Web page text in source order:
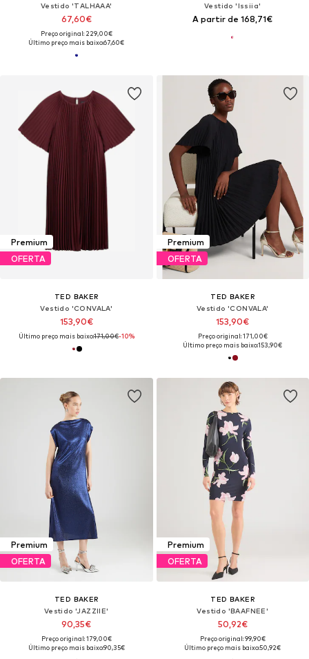
Vestido 'TALHAAA'
67,60€
Preço original: 229,00€
Último preço mais baixo:67,60€
Vestido 'Issiia'
A partir de 168,71€
Premium
OFERTA
TED BAKER
Vestido 'CONVALA'
153,90€
Último preço mais baixo:171,00€-10%
Premium
OFERTA
TED BAKER
Vestido 'CONVALA'
153,90€
Preço original: 171,00€
Último preço mais baixo:153,90€
Premium
OFERTA
TED BAKER
Vestido 'JAZZIIE'
90,35€
Preço original: 179,00€
Último preço mais baixo:90,35€
Premium
OFERTA
TED BAKER
Vestido 'BAAFNEE'
50,92€
Preço original: 99,90€
Último preço mais baixo:50,92€